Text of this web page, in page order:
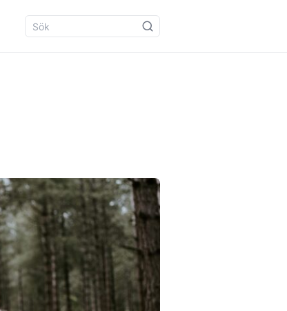
Sök på samio.se